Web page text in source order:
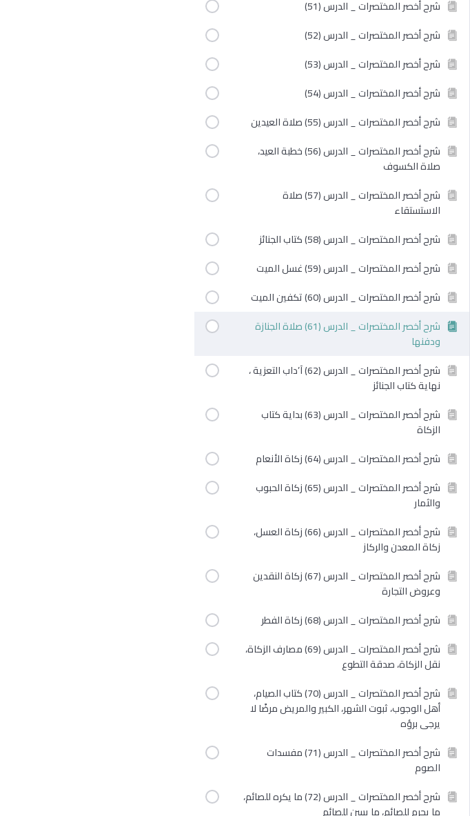
شرح أخصر المختصرات _ الدرس (51)
شرح أخصر المختصرات _ الدرس (52)
شرح أخصر المختصرات _ الدرس (53)
شرح أخصر المختصرات _ الدرس (54)
شرح أخصر المختصرات _ الدرس (55) صلاة العيدين
شرح أخصر المختصرات _ الدرس (56) خطبة العيد،
صلاة الكسوف
شرح أخصر المختصرات _ الدرس (57) صلاة
الاستستقاء
شرح أخصر المختصرات _ الدرس (58) كتاب الجنائز
شرح أخصر المختصرات _ الدرس (59) غسل الميت
شرح أخصر المختصرات _ الدرس (60) تكفين الميت
شرح أخصر المختصرات _ الدرس (61) صلاة الجنازة
ودفنها
شرح أخصر المختصرات _ الدرس (62) آ’داب التعزية ،
نهاية كتاب الجنائز
شرح أخصر المختصرات _ الدرس (63) بداية كتاب
الزكاة
شرح أخصر المختصرات _ الدرس (64) زكاة الأنعام
شرح أخصر المختصرات _ الدرس (65) زكاة الحبوب
والثمار
شرح أخصر المختصرات _ الدرس (66) زكاة العسل،
زكاة المعدن والركاز
شرح أخصر المختصرات _ الدرس (67) زكاة النقدين
وعروض التجارة
شرح أخصر المختصرات _ الدرس (68) زكاة الفطر
شرح أخصر المختصرات _ الدرس (69) مصارف الزكاة،
نقل الزكاة، صدقة التطوع
شرح أخصر المختصرات _ الدرس (70) كتاب الصيام،
أهل الوجوب، ثبوت الشهر، الكبير والمريض مرضًا لا
يرجى برؤه
شرح أخصر المختصرات _ الدرس (71) مفسدات
الصوم
شرح أخصر المختصرات _ الدرس (72) ما يكره للصائم،
ما يحرم للصائم، ما يسن للصائم